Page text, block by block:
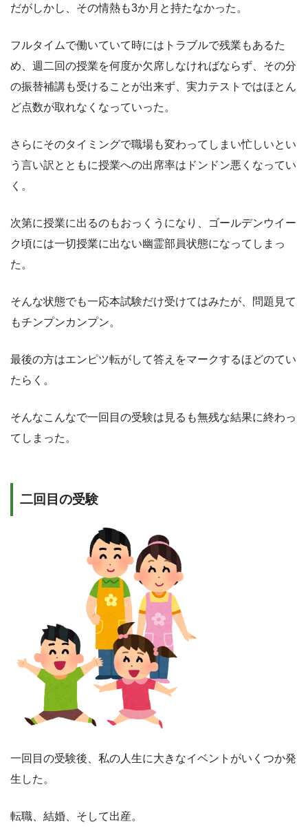
だがしかし、その情熱も3か月と持たなかった。
フルタイムで働いていて時にはトラブルで残業もあるた
め、週二回の授業を何度か欠席しなければならず、その分
の振替補講も受けることが出来ず、実力テストではほとん
ど点数が取れなくなっていった。
さらにそのタイミングで職場も変わってしまい忙しいとい
う言い訳とともに授業への出席率はドンドン悪くなってい
く。
次第に授業に出るのもおっくうになり、ゴールデンウイー
ク頃には一切授業に出ない幽霊部員状態になってしまっ
た。
そんな状態でも一応本試験だけ受けてはみたが、問題見て
もチンプンカンプン。
最後の方はエンピツ転がして答えをマークするほどのてい
たらく。
そんなこんなで一回目の受験は見るも無残な結果に終わっ
てしまった。
二回目の受験
一回目の受験後、私の人生に大きなイベントがいくつか発
生した。
転職、結婚、そして出産。